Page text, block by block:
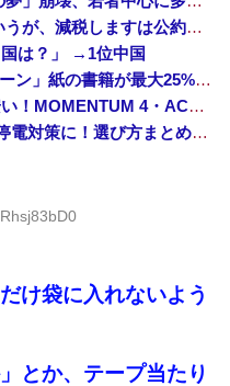
【動画】 石破「公約を果たすというが、減税しますは公約ではない。検討を加速するというのが公約だ」
は？」 →1位中国
Amazon「夏のポイントキャンペーン」紙の書籍が最大25%ポイント還元 対象と条件を整理（2026年7月）
ゼンハイザーがプライムデーで安い！MOMENTUM 4・ACCENTUMなど対象モデルまとめ！
Jackeryポータブル電源が防災・停電対策に！選び方まとめ【プライムデー最終日】
け袋に入れないよう
とか、テープ当たり